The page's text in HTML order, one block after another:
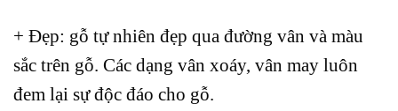
+ Đẹp: gỗ tự nhiên đẹp qua đường vân và màu
sắc trên gỗ. Các dạng vân xoáy, vân may luôn
đem lại sự độc đáo cho gỗ.